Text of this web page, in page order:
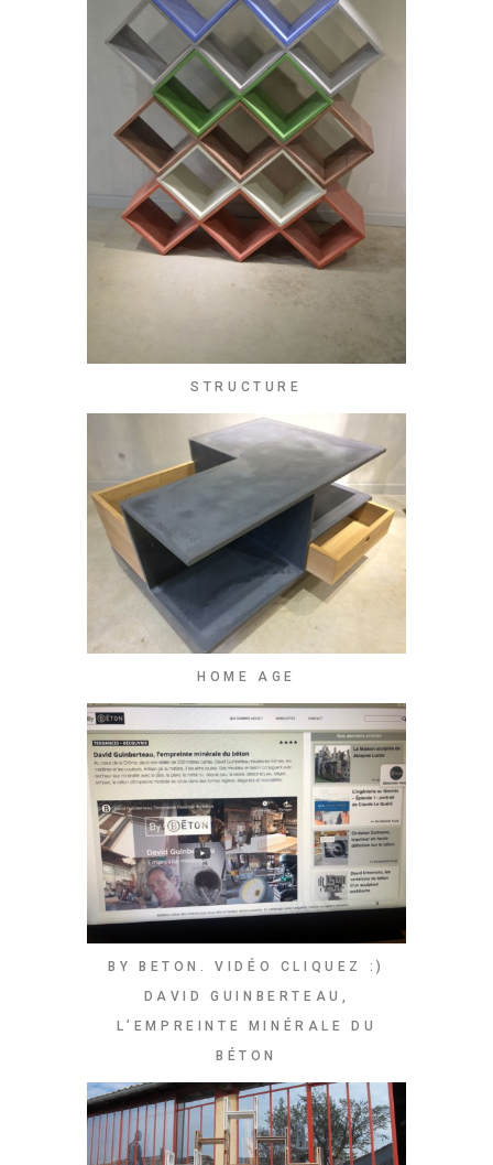
STRUCTURE
HOME AGE
BY BETON. VIDÉO CLIQUEZ :)
DAVID GUINBERTEAU,
L’EMPREINTE MINÉRALE DU
BÉTON